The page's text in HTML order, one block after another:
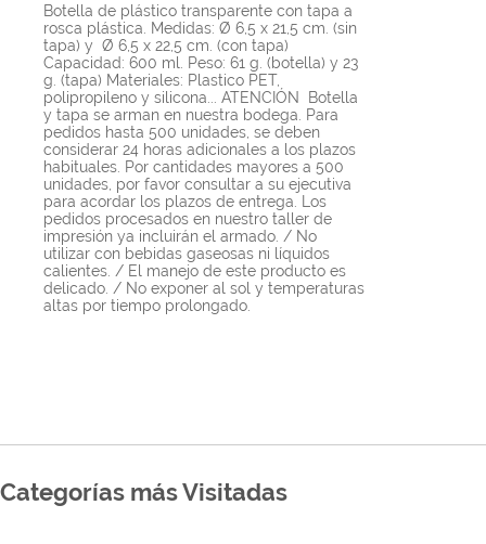
Botella de plástico transparente con tapa a
rosca plástica. Medidas: Ø 6,5 x 21,5 cm. (sin
tapa) y Ø 6,5 x 22,5 cm. (con tapa)
Capacidad: 600 ml. Peso: 61 g. (botella) y 23
g. (tapa) Materiales: Plastico PET,
polipropileno y silicona... ATENCIÓN Botella
y tapa se arman en nuestra bodega. Para
pedidos hasta 500 unidades, se deben
considerar 24 horas adicionales a los plazos
habituales. Por cantidades mayores a 500
unidades, por favor consultar a su ejecutiva
para acordar los plazos de entrega. Los
pedidos procesados en nuestro taller de
impresión ya incluirán el armado. / No
utilizar con bebidas gaseosas ni líquidos
calientes. / El manejo de este producto es
delicado. / No exponer al sol y temperaturas
altas por tiempo prolongado.
Categorías más Visitadas